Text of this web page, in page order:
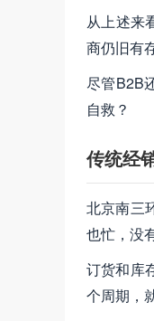
从上述来
商仍旧有
尽管B2B
自救？
传统经
北京南三
也忙，没
订货和库
个周期，